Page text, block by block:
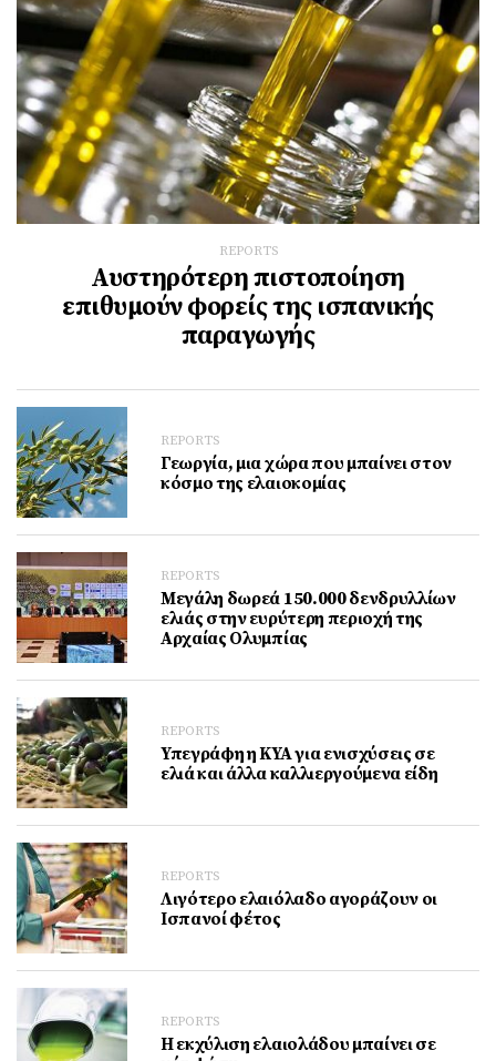
REPORTS
Αυστηρότερη πιστοποίηση
επιθυμούν φορείς της ισπανικής
παραγωγής
REPORTS
Γεωργία, μια χώρα που μπαίνει στον
κόσμο της ελαιοκομίας
REPORTS
Μεγάλη δωρεά 150.000 δενδρυλλίων
ελιάς στην ευρύτερη περιοχή της
Αρχαίας Ολυμπίας
REPORTS
Υπεγράφη η ΚΥΑ για ενισχύσεις σε
ελιά και άλλα καλλιεργούμενα είδη
REPORTS
Λιγότερο ελαιόλαδο αγοράζουν οι
Ισπανοί φέτος
REPORTS
Η εκχύλιση ελαιολάδου μπαίνει σε